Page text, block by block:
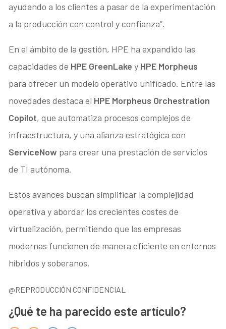
ayudando a los clientes a pasar de la experimentación
a la producción con control y confianza”.
En el ámbito de la gestión, HPE ha expandido las
capacidades de HPE GreenLake y HPE Morpheus
para ofrecer un modelo operativo unificado. Entre las
novedades destaca el HPE Morpheus Orchestration
Copilot, que automatiza procesos complejos de
infraestructura, y una alianza estratégica con
ServiceNow para crear una prestación de servicios
de TI autónoma.
Estos avances buscan simplificar la complejidad
operativa y abordar los crecientes costes de
virtualización, permitiendo que las empresas
modernas funcionen de manera eficiente en entornos
híbridos y soberanos.
@REPRODUCCIÓN CONFIDENCIAL
¿Qué te ha parecido este artículo?